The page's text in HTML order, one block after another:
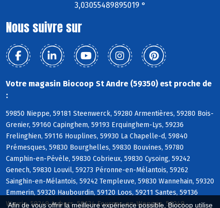
Afin de vous offrir la meilleure expérience possible, Biocoop utilise
3,03055489895019 °
Nous suivre sur
Votre magasin Biocoop St Andre (59350) est proche de
:
59850 Nieppe, 59181 Steenwerck, 59280 Armentières, 59280 Bois-
Grenier, 59160 Capinghem, 59193 Erquinghem-Lys, 59236
Frelinghien, 59116 Houplines, 59930 La Chapelle-d, 59840
Prémesques, 59830 Bourghelles, 59830 Bouvines, 59780
Camphin-en-Pévèle, 59830 Cobrieux, 59830 Cysoing, 59242
Genech, 59830 Louvil, 59273 Péronne-en-Mélantois, 59262
Sainghin-en-Mélantois, 59242 Templeuve, 59830 Wannehain, 59320
Emmerin, 59320 Haubourdin, 59120 Loos, 59211 Santes, 59136
Wavrin, 59249 Aubers, 59134 Fournes-en-Weppes, 59249